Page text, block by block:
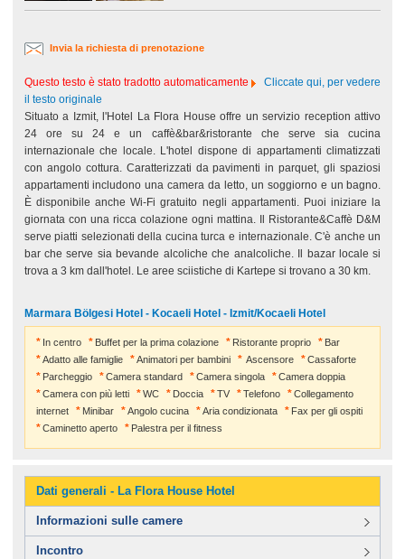
Invia la richiesta di prenotazione
Questo testo è stato tradotto automaticamente
Cliccate qui, per vedere
il testo originale
Situato a Izmit, l'Hotel La Flora House offre un servizio reception attivo
24 ore su 24 e un caffè&bar&ristorante che serve sia cucina
internazionale che locale. L'hotel dispone di appartamenti climatizzati
con angolo cottura. Caratterizzati da pavimenti in parquet, gli spaziosi
appartamenti includono una camera da letto, un soggiorno e un bagno.
È disponibile anche Wi-Fi gratuito negli appartamenti. Puoi iniziare la
giornata con una ricca colazione ogni mattina. Il Ristorante&Caffè D&M
serve piatti selezionati della cucina turca e internazionale. C'è anche un
bar che serve sia bevande alcoliche che analcoliche. Il bazar locale si
trova a 3 km dall'hotel. Le aree sciistiche di Kartepe si trovano a 30 km.
Marmara Bölgesi Hotel - Kocaeli Hotel - Izmit/Kocaeli Hotel
In centro Buffet per la prima colazione Ristorante proprio
Bar
Adatto alle famiglie
Animatori per bambini Ascensore
Cassaforte
Parcheggio
Camera standard Camera singola
Camera doppia
Camera con più letti
WC Doccia TV Telefono
Collegamento
internet
Minibar Angolo cucina Aria condizionata
Fax per gli ospiti
Caminetto aperto
Palestra per il fitness
Dati generali - La Flora House Hotel
Informazioni sulle camere
Incontro